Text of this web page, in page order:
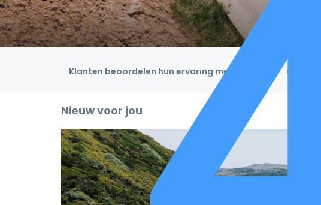
Klanten beoordelen hun ervaring met een 4,9/5!
Nieuw voor jou